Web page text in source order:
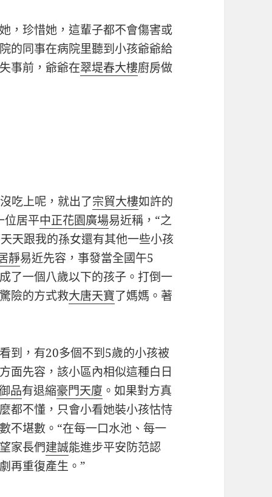
珍惜她，這輩子都不會傷害或
的同事在病院里聽到小孩爺爺給
事前，爺爺在翠堤春大樓廚房做
吃上呢，就出了宗貿大樓如許的
位居平中正花園廣場易近稱，“之
天跟我的孫女還有其他一些小孩
靜易近先容，事發當全國午5
了一個八歲以下的孩子。打倒一
險的方式救大唐天寶了媽媽。著
，有20多個不到5歲的小孩被
面先容，該小區內相似這種白日
品有退縮豪門天廈 。如果對方真
都不懂，只會小看她裝小孩怙恃
數不堪數。“在每一口水池、每一
家長們建誠能進步平安防范認
再重復產生。”